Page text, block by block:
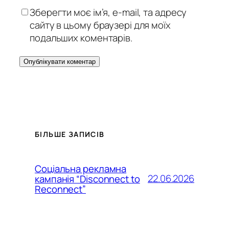
Зберегти моє ім’я, e-mail, та адресу
сайту в цьому браузері для моїх
подальших коментарів.
БІЛЬШЕ ЗАПИСІВ
Соціальна рекламна
кампанія “Disconnect to
Reconnect”
22.06.2026